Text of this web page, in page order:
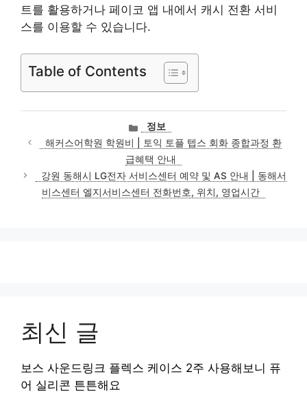
트를 활용하거나 페이코 앱 내에서 캐시 전환 서비
스를 이용할 수 있습니다.
Table of Contents
카
테
고
리
정보
해커스어학원 학원비 | 토익 토플 텝스 회화 종합과정 환
급혜택 안내
강원 동해시 LG전자 서비스센터 예약 및 AS 안내 | 동해서
비스센터 엘지서비스센터 전화번호, 위치, 영업시간
최신 글
보스 사운드링크 플렉스 케이스 2주 사용해보니 퓨
어 실리콘 튼튼해요